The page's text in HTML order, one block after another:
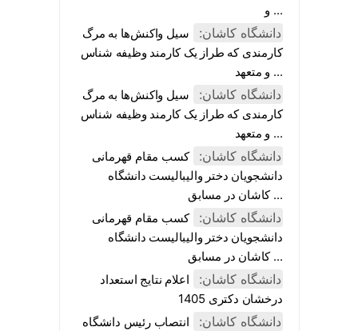
و ...
دانشگاه کاشان:
سیل واکنش‌ها به مرگ
کارمندی که طراز یک کارمند وظیفه شناس
و متعهد ...
دانشگاه کاشان:
سیل واکنش‌ها به مرگ
کارمندی که طراز یک کارمند وظیفه شناس
و متعهد ...
دانشگاه کاشان:
کسب مقام قهرمانی
دانشجویان دختر والیبالیست دانشگاه
کاشان در مسابق ...
دانشگاه کاشان:
کسب مقام قهرمانی
دانشجویان دختر والیبالیست دانشگاه
کاشان در مسابق ...
دانشگاه کاشان:
اعلام نتایج استعداد
درخشان دکتری 1405
دانشگاه کاشان:
انتصاب رئیس دانشگاه